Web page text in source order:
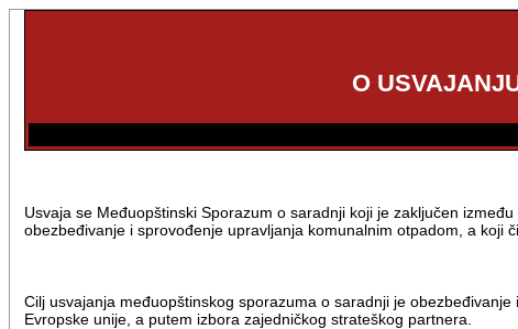
O
Usvaja se Međuopštinski Sporazum o saradnji koji je zaključen
obezbeđivanje i sprovođenje upravljanja komunalnim otpadom, a koji
Cilj usvajanja međuopštinskog sporazuma o saradnji je
Evropske unije, a putem izbora zajedničkog strateškog partnera.